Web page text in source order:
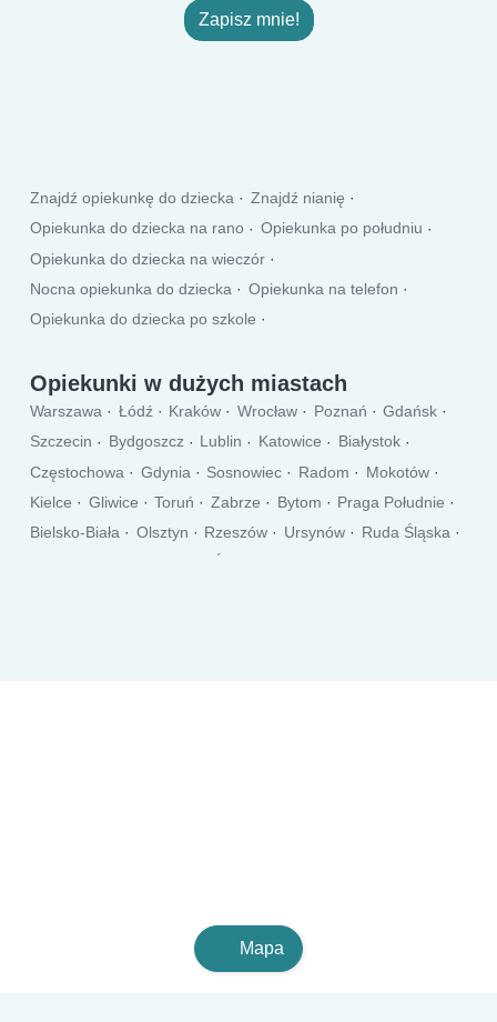
Zapisz mnie!
Znajdź opiekunkę do dziecka
Znajdź nianię
Opiekunka do dziecka na rano
Opiekunka po południu
Opiekunka do dziecka na wieczór
Nocna opiekunka do dziecka
Opiekunka na telefon
Opiekunka do dziecka po szkole
Opiekunka weekendowa
Opiekunki w dużych miastach
Warszawa Łódź Kraków Wrocław Poznań
Gdańsk
Szczecin
Bydgoszcz Lublin Katowice
Białystok
Częstochowa
Gdynia Sosnowiec Radom
Mokotów
Kielce
Gliwice Toruń Zabrze Bytom
Praga Południe
Bielsko-Biała
Olsztyn Rzeszów Ursynów
Ruda Śląska
Mapa